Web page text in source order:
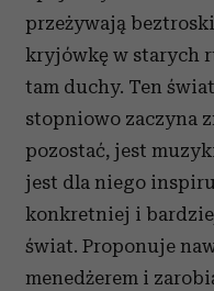
przeżywają
kryjówkę w starych
tam duchy. Ten
stopniowo zaczyna
pozostać, jest
jest dla niego
konkretniej i
świat. Proponuje
menedżerem i